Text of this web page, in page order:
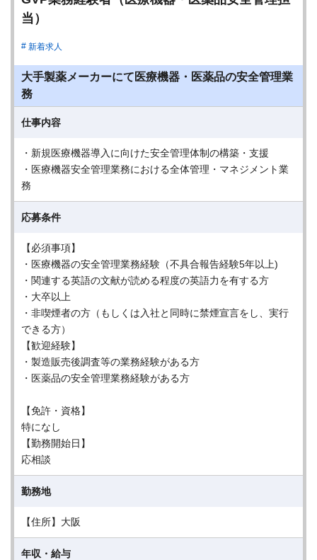
当）
新着求人
大手製薬メーカーにて医療機器・医薬品の安全管理業
務
仕事内容
・新規医療機器導入に向けた安全管理体制の構築・支援
・医療機器安全管理業務における全体管理・マネジメント業
務
応募条件
【必須事項】
・医療機器の安全管理業務経験（不具合報告経験5年以上)
・関連する英語の文献が読める程度の英語力を有する方
・大卒以上
・非喫煙者の方（もしくは入社と同時に禁煙宣言をし、実行
できる方）
【歓迎経験】
・製造販売後調査等の業務経験がある方
・医薬品の安全管理業務経験がある方
【免許・資格】
特になし
【勤務開始日】
応相談
勤務地
【住所】大阪
年収・給与